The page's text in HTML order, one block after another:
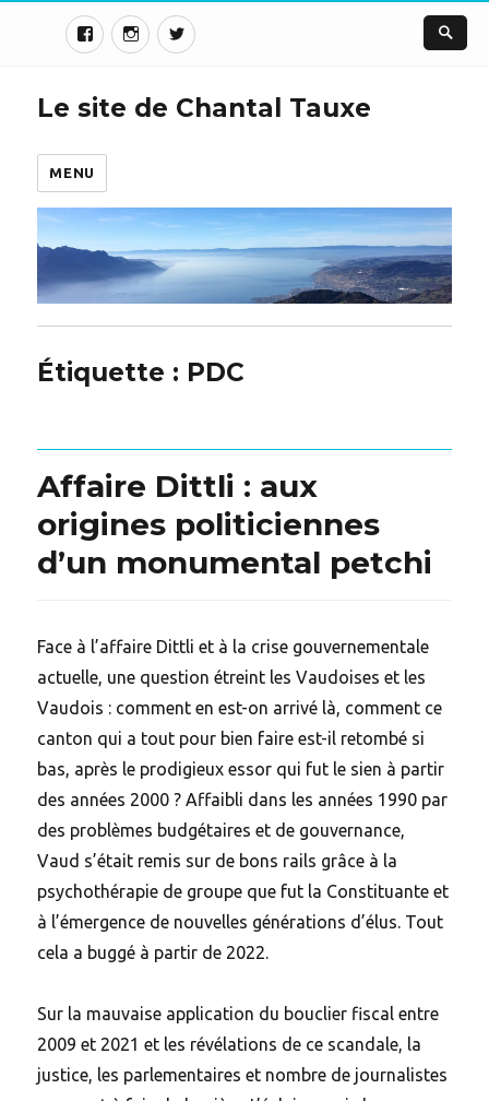
Le site de Chantal Tauxe
MENU
Étiquette : PDC
Affaire Dittli : aux
origines politiciennes
d’un monumental petchi
Face à l’affaire Dittli et à la crise gouvernementale
actuelle, une question étreint les Vaudoises et les
Vaudois : comment en est-on arrivé là, comment ce
canton qui a tout pour bien faire est-il retombé si
bas, après le prodigieux essor qui fut le sien à partir
des années 2000 ? Affaibli dans les années 1990 par
des problèmes budgétaires et de gouvernance,
Vaud s’était remis sur de bons rails grâce à la
psychothérapie de groupe que fut la Constituante et
à l’émergence de nouvelles générations d’élus. Tout
cela a buggé à partir de 2022.
Sur la mauvaise application du bouclier fiscal entre
2009 et 2021 et les révélations de ce scandale, la
justice, les parlementaires et nombre de journalistes